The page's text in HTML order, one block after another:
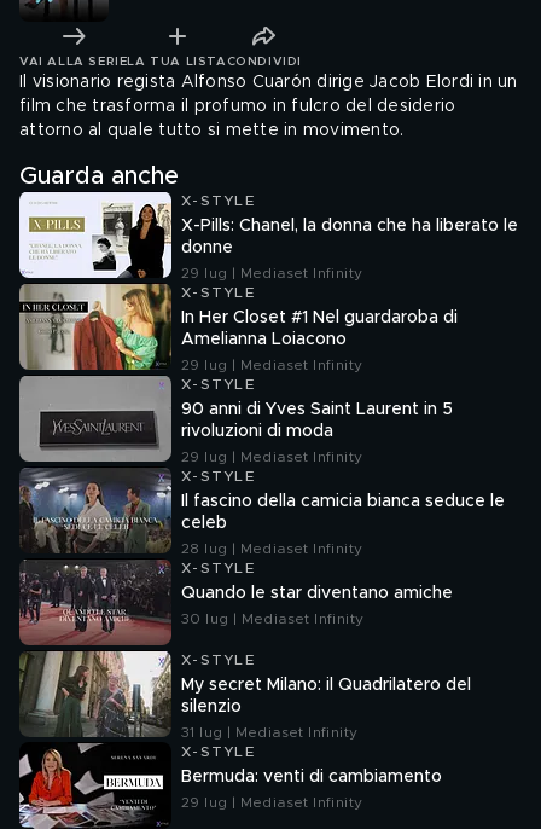
VAI ALLA SERIE LA TUA LISTA CONDIVIDI
Il visionario regista Alfonso Cuarón dirige Jacob Elordi in un
film che trasforma il profumo in fulcro del desiderio
attorno al quale tutto si mette in movimento.
Guarda anche
X-STYLE
X-Pills: Chanel, la donna che ha liberato le
donne
29 lug | Mediaset Infinity
X-STYLE
In Her Closet #1 Nel guardaroba di
Amelianna Loiacono
29 lug | Mediaset Infinity
X-STYLE
90 anni di Yves Saint Laurent in 5
rivoluzioni di moda
29 lug | Mediaset Infinity
X-STYLE
Il fascino della camicia bianca seduce le
celeb
28 lug | Mediaset Infinity
X-STYLE
Quando le star diventano amiche
30 lug | Mediaset Infinity
X-STYLE
My secret Milano: il Quadrilatero del
silenzio
31 lug | Mediaset Infinity
X-STYLE
Bermuda: venti di cambiamento
29 lug | Mediaset Infinity